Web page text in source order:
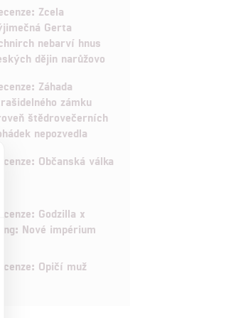
Zcela
Gerta
nebarví hnus
dějin narůžovo
Záhada
zámku
štědrovečerních
nepozvedla
Občanská válka
Godzilla x
Nové impérium
Opičí muž